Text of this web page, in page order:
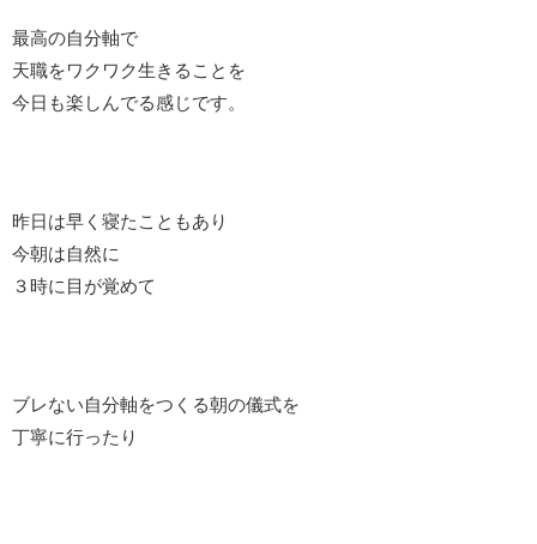
最高の自分軸で
天職をワクワク生きることを
今日も楽しんでる感じです。
昨日は早く寝たこともあり
今朝は自然に
３時に目が覚めて
ブレない自分軸をつくる朝の儀式を
丁寧に行ったり